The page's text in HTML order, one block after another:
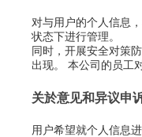
对与用户的个人信息
状态下进行管理。
同时，开展安全对策
出现。 本公司的员工
关於意见和异议申
用户希望就个人信息